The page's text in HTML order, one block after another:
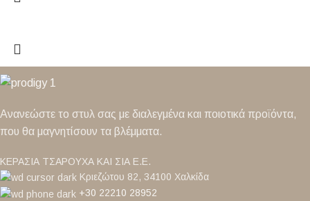
Ανανεώστε το στυλ σας με διαλεγμένα και ποιοτικά προϊόντα,
που θα μαγνητίσουν τα βλέμματα.
ΚΕΡΑΣΙΑ ΤΣΑΡΟΥΧΑ ΚΑΙ ΣΙΑ Ε.Ε.
Κριεζώτου 82, 34100 Χαλκίδα
+30 22210 28952